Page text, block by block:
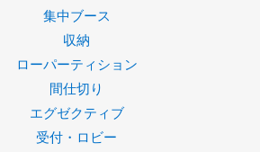
集中ブース
収納
ローパーティション
間仕切り
エグゼクティブ
受付・ロビー